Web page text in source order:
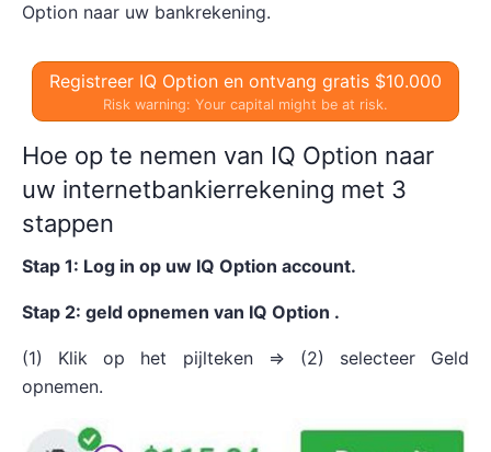
Option naar uw bankrekening.
Registreer IQ Option en ontvang gratis $10.000
Risk warning: Your capital might be at risk.
Hoe op te nemen van IQ Option naar
uw internetbankierrekening met 3
stappen
Stap 1: Log in op uw IQ Option account.
Stap 2: geld opnemen van IQ Option .
(1) Klik op het pijlteken => (2) selecteer Geld
opnemen.